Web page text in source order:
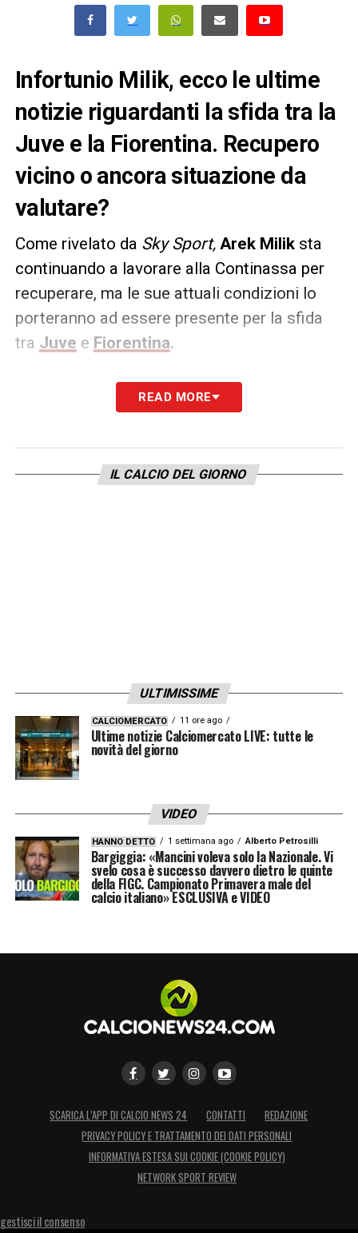
Infortunio Milik, ecco le ultime
notizie riguardanti la sfida tra la
Juve e la Fiorentina. Recupero
vicino o ancora situazione da
valutare?
Come rivelato da Sky Sport, Arek Milik sta
continuando a lavorare alla Continassa per
recuperare, ma le sue attuali condizioni lo
porteranno ad essere presente per la sfida
tra Juve e Fiorentina.
Il numero 14 bianconero, oggi, ha lavorato a
parte e di fatto sarà l’unico assente per il
READ MORE
IL CALCIO DEL GIORNO
ULTIMISSIME
CALCIOMERCATO 11 ore ago
Ultime notizie Calciomercato LIVE: tutte le
novità del giorno
VIDEO
HANNO DETTO 1 settimana ago Alberto Petrosilli
Bargiggia: «Mancini voleva solo la Nazionale. Vi
svelo cosa è successo davvero dietro le quinte
della FIGC. Campionato Primavera male del
calcio italiano» ESCLUSIVA e VIDEO
SCARICA L’APP DI CALCIO NEWS 24 CONTATTI
REDAZIONE
PRIVACY POLICY E TRATTAMENTO DEI DATI PERSONALI
INFORMATIVA ESTESA SUI COOKIE (COOKIE POLICY)
NETWORK SPORT REVIEW
gestisci il consenso